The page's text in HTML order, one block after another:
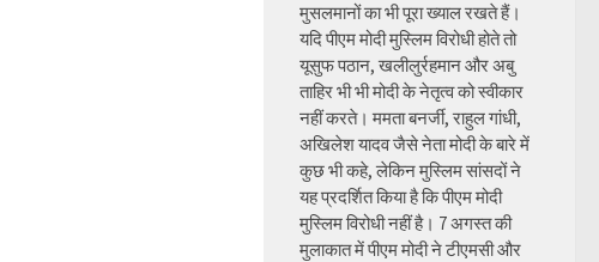
मुसलमानों का भी पूरा ख्याल रखते हैं।
यदि पीएम मोदी मुस्लिम विरोधी होते तो
यूसुफ पठान, खलीलुर्रहमान और अबु
ताहिर भी भी मोदी के नेतृत्व को स्वीकार
नहीं करते। ममता बनर्जी, राहुल गांधी,
अखिलेश यादव जैसे नेता मोदी के बारे में
कुछ भी कहे, लेकिन मुस्लिम सांसदों ने
यह प्रदर्शित किया है कि पीएम मोदी
मुस्लिम विरोधी नहीं है। 7 अगस्त की
मुलाकात में पीएम मोदी ने टीएमसी और